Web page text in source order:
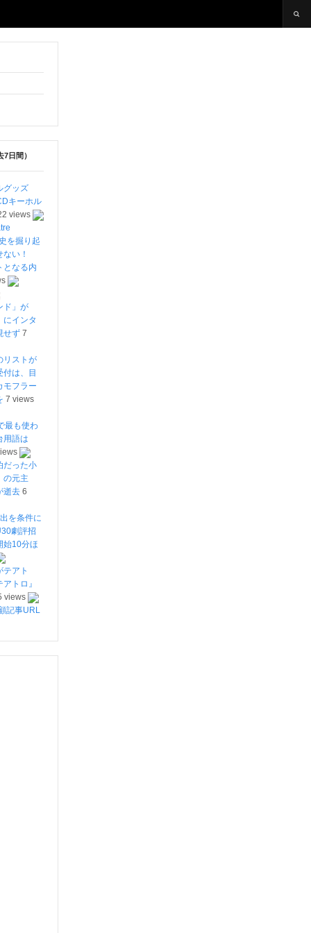
日間）
グッズ
キーホル
views
を掘り起
ない！
となる内
ド」が
にインタ
せず 7
リストが
付は、目
モフラー
7 views
最も使わ
用語は
だった小
の元主
逝去 6
を条件に
劇評招
始10分ほ
テアト
トロ』
views
記事URL